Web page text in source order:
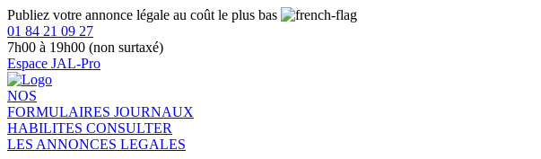
Publiez votre annonce légale au coût le plus bas
01 84 21 09 27
7h00 à 19h00 (non surtaxé)
Espace JAL-Pro
NOS
FORMULAIRES JOURNAUX
HABILITES CONSULTER
LES ANNONCES LEGALES